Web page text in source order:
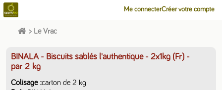
Me connecterCréer votre compte
> Le Vrac
BINALA - Biscuits sablés l'authentique - 2x1kg (Fr) -
par 2 kg
Colisage carton de 2 kg